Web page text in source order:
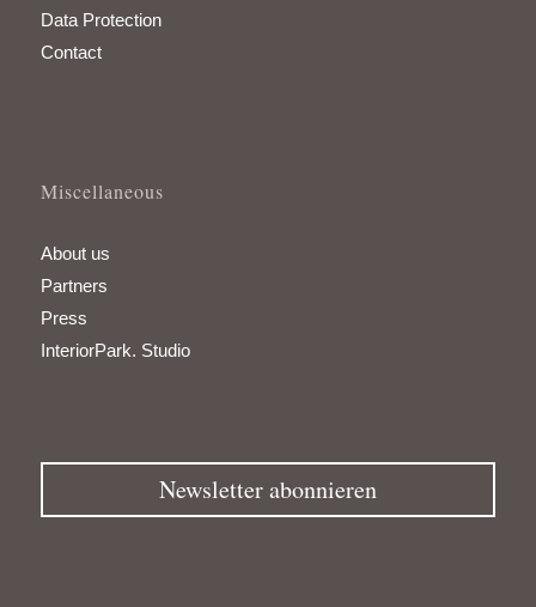
Data Protection
Contact
Miscellaneous
About us
Partners
Press
InteriorPark. Studio
Newsletter abonnieren